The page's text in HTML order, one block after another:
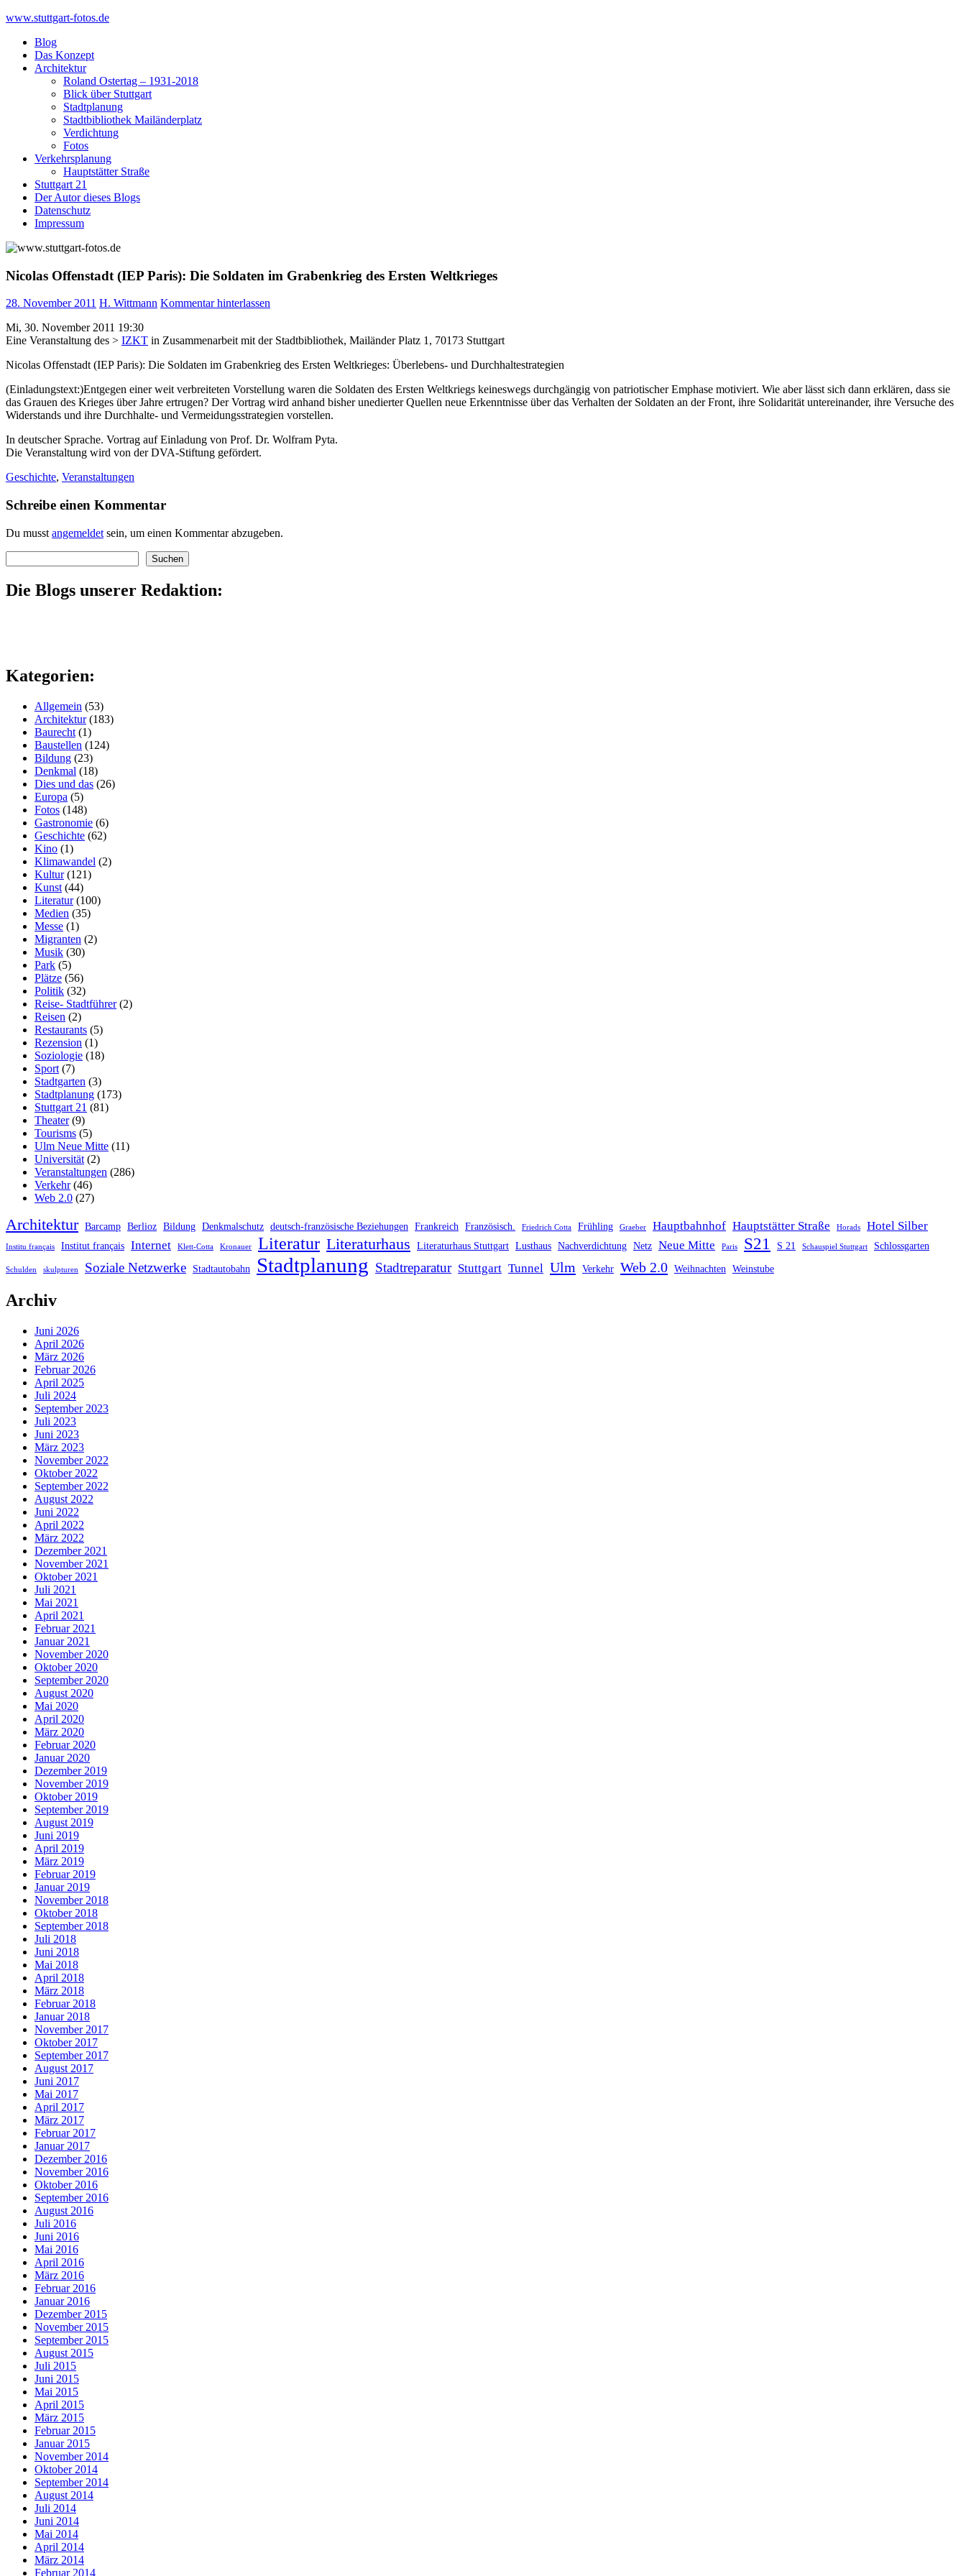
Skip
content
www.stuttgart-fotos.de
Blog
Das Konzept
Architektur
Roland Ostertag – 1931-2018
Blick über Stuttgart
Stadtplanung
Stadtbibliothek Mailänderplatz
Verdichtung
Fotos
Verkehrsplanung
Hauptstätter Straße
Stuttgart 21
Der Autor dieses Blogs
Datenschutz
Impressum
Nicolas Offenstadt (IEP Paris): Die Soldaten im Grabenkrieg des Ersten Weltkrieges
28. November 2011 H. Wittmann Kommentar hinterlassen
Mi, 30. November 2011 19:30
Eine Veranstaltung des > IZKT in Zusammenarbeit mit der Stadtbibliothek, Mailänder Platz 1, 70173 Stuttgart
Nicolas Offenstadt (IEP Paris): Die Soldaten im Grabenkrieg des Ersten Weltkrieges: Überlebens- und Durchhaltestrategien
(Einladungstext:)Entgegen einer weit verbreiteten Vorstellung waren die Soldaten des Ersten Weltkriegs keineswegs durchgängig von patriotischer Emphase motiviert. Wie aber lässt sich dann erklären, dass sie
das Grauen des Krieges über Jahre ertrugen? Der Vortrag wird anhand bisher unedierter Quellen neue Erkenntnisse über das Verhalten der Soldaten an der Front, ihre Solidarität untereinander, ihre Versuche des
Widerstands und ihre Durchhalte- und Vermeidungsstrategien vorstellen.
In deutscher Sprache. Vortrag auf Einladung von Prof. Dr. Wolfram Pyta.
Die Veranstaltung wird von der DVA-Stiftung gefördert.
Geschichte, Veranstaltungen
Schreibe einen Kommentar
Du musst angemeldet sein, um einen Kommentar abzugeben.
Suchen
Die Blogs unserer Redaktion:
Kategorien:
Allgemein (53)
Architektur(183)
Baurecht (1)
Baustellen (124)
Bildung (23)
Denkmal (18)
Dies und das (26)
Europa (5)
Fotos (148)
Gastronomie (6)
Geschichte (62)
Kino (1)
Klimawandel (2)
Kultur(121)
Kunst (44)
Literatur(100)
Medien (35)
Messe (1)
Migranten (2)
Musik (30)
Park (5)
Plätze (56)
Politik (32)
Reise- Stadtführer(2)
Reisen (2)
Restaurants (5)
Rezension (1)
Soziologie (18)
Sport (7)
Stadtgarten (3)
Stadtplanung (173)
Stuttgart 21 (81)
Theater(9)
Tourisms (5)
Ulm Neue Mitte (11)
Universität (2)
Veranstaltungen (286)
Verkehr(46)
Web 2.0 (27)
Architektur Barcamp Berlioz Bildung Denkmalschutz deutsch-französische Beziehungen Frankreich Französisch. Friedrich Cotta Frühling Graeber Hauptbahnhof Hauptstätter Straße Horads Hotel Silber
Institu français Institut français Internet Klett-Cotta Kronauer Literatur Literaturhaus Literaturhaus Stuttgart Lusthaus Nachverdichtung Netz Neue Mitte Paris S21 S 21 Schauspiel Stuttgart Schlossgarten
Schulden skulpturen Soziale Netzwerke Stadtautobahn Stadtplanung Stadtreparatur Stuttgart Tunnel Ulm Verkehr Web 2.0 Weihnachten Weinstube
Archiv
Juni 2026
April 2026
März 2026
Februar 2026
April 2025
Juli 2024
September 2023
Juli 2023
Juni 2023
März 2023
November 2022
Oktober 2022
September 2022
August 2022
Juni 2022
April 2022
März 2022
Dezember 2021
November 2021
Oktober 2021
Juli 2021
Mai 2021
April 2021
Februar 2021
Januar 2021
November 2020
Oktober 2020
September 2020
August 2020
Mai 2020
April 2020
März 2020
Februar 2020
Januar 2020
Dezember 2019
November 2019
Oktober 2019
September 2019
August 2019
Juni 2019
April 2019
März 2019
Februar 2019
Januar 2019
November 2018
Oktober 2018
September 2018
Juli 2018
Juni 2018
Mai 2018
April 2018
März 2018
Februar 2018
Januar 2018
November 2017
Oktober 2017
September 2017
August 2017
Juni 2017
Mai 2017
April 2017
März 2017
Februar 2017
Januar 2017
Dezember 2016
November 2016
Oktober 2016
September 2016
August 2016
Juli 2016
Juni 2016
Mai 2016
April 2016
März 2016
Februar 2016
Januar 2016
Dezember 2015
November 2015
September 2015
August 2015
Juli 2015
Juni 2015
Mai 2015
April 2015
März 2015
Februar 2015
Januar 2015
November 2014
Oktober 2014
September 2014
August 2014
Juli 2014
Juni 2014
Mai 2014
April 2014
März 2014
Februar 2014